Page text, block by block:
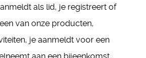
als lid, je registreert of
van onze producten,
je aanmeldt voor een